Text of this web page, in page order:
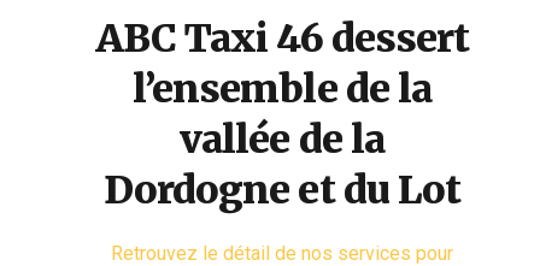
ABC Taxi 46 dessert
l’ensemble de la
vallée de la
Dordogne et du Lot
Retrouvez le détail de nos services pour